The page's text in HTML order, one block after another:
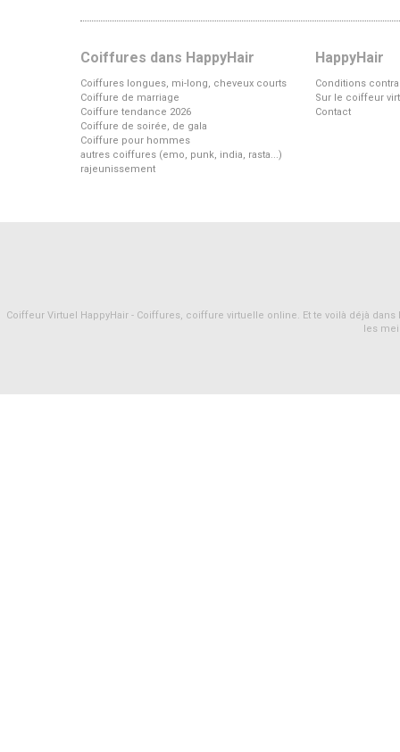
Coiffures dans HappyHair
Coiffures longues, mi-long, cheveux courts
Coiffure de marriage
Coiffure tendance 2026
Coiffure de soirée, de gala
Coiffure pour hommes
autres coiffures (emo, punk, india, rasta...)
rajeunissement
HappyHair
Conditions
Sur le coiffeur
Contact
Coiffeur Virtuel HappyHair - Coiffures, coiffure virtuelle online. Et te voilà déjà
les